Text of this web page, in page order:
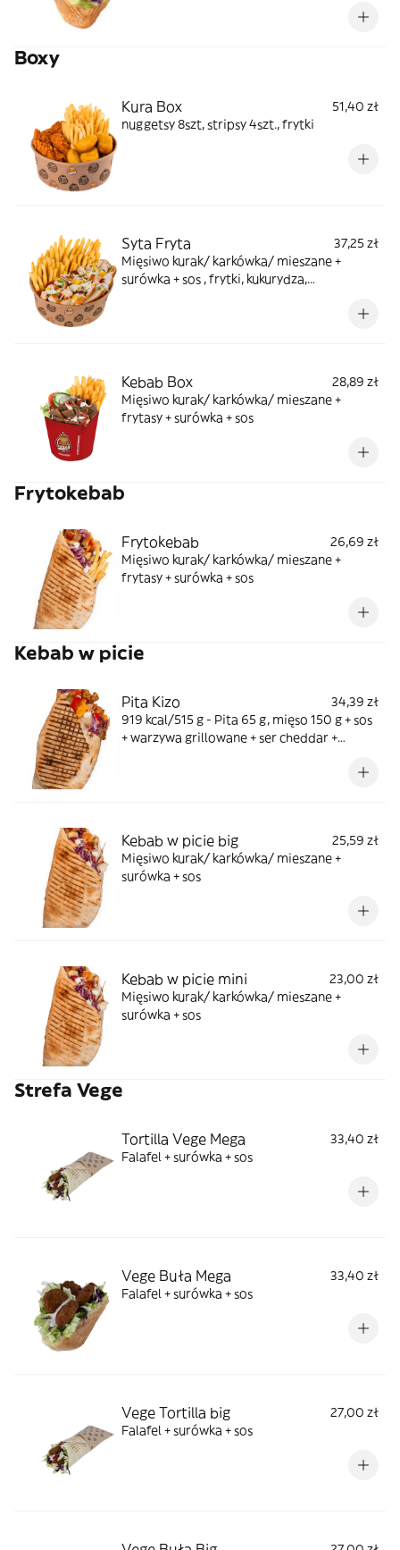
Boxy
Kura Box
51,40 zł
nuggetsy 8szt, stripsy 4szt., frytki
Syta Fryta
37,25 zł
Mięsiwo kurak/ karkówka/ mieszane +
surówka + sos , frytki, kukurydza,
Kebab Box
28,89 zł
Mięsiwo kurak/ karkówka/ mieszane +
frytasy + surówka + sos
Frytokebab
Frytokebab
26,69 zł
Mięsiwo kurak/ karkówka/ mieszane +
frytasy + surówka + sos
Kebab w picie
Pita Kizo
34,39 zł
919 kcal/515 g - Pita 65 g, mięso 150 g + sos
+ warzywa grillowane + ser cheddar +
Kebab w picie big
25,59 zł
Mięsiwo kurak/ karkówka/ mieszane +
surówka + sos
Kebab w picie mini
23,00 zł
Mięsiwo kurak/ karkówka/ mieszane +
surówka + sos
Strefa Vege
Tortilla Vege Mega
33,40 zł
Falafel + surówka + sos
Vege Buła Mega
33,40 zł
Falafel + surówka + sos
Vege Tortilla big
27,00 zł
Falafel + surówka + sos